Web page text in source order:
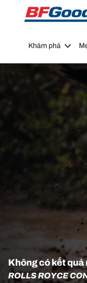
Go to page content
Go
Khám phá
Không có kết quả
ROLLS ROYCE